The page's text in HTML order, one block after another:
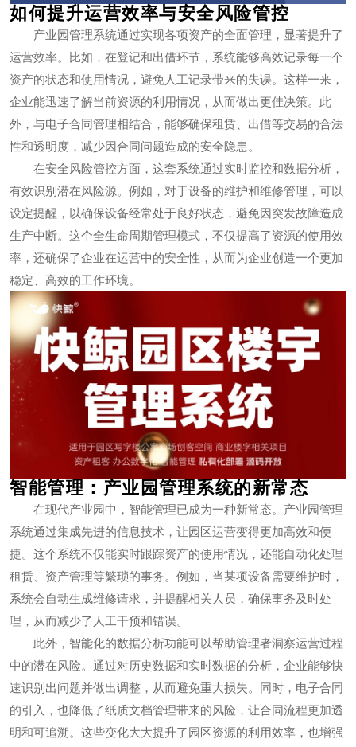
如何提升运营效率与安全风险管控
产业园管理系统通过实现各项资产的全面管理，显著提升了
运营效率。比如，在登记和出借环节，系统能够高效记录每一个
资产的状态和使用情况，避免人工记录带来的失误。这样一来，
企业能迅速了解当前资源的利用情况，从而做出更佳决策。此
外，与电子合同管理相结合，能够确保租赁、出借等交易的合法
性和透明度，减少因合同问题造成的安全隐患。
在安全风险管控方面，这套系统通过实时监控和数据分析，
有效识别潜在风险源。例如，对于设备的维护和维修管理，可以
设定提醒，以确保设备经常处于良好状态，避免因突发故障造成
生产中断。这个全生命周期管理模式，不仅提高了资源的使用效
率，还确保了企业在运营中的安全性，从而为企业创造一个更加
稳定、高效的工作环境。
智能管理：产业园管理系统的新常态
在现代产业园中，智能管理已成为一种新常态。产业园管理
系统通过集成先进的信息技术，让园区运营变得更加高效和便
捷。这个系统不仅能实时跟踪资产的使用情况，还能自动化处理
租赁、资产管理等繁琐的事务。例如，当某项设备需要维护时，
系统会自动生成维修请求，并提醒相关人员，确保事务及时处
理，从而减少了人工干预和错误。
此外，智能化的数据分析功能可以帮助管理者洞察运营过程
中的潜在风险。通过对历史数据和实时数据的分析，企业能够快
速识别出问题并做出调整，从而避免重大损失。同时，电子合同
的引入，也降低了纸质文档管理带来的风险，让合同流程更加透
明和可追溯。这些变化大大提升了园区资源的利用效率，也增强